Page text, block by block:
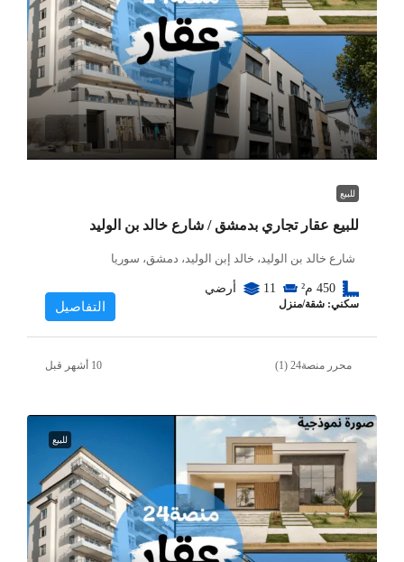
للبيع
للبيع عقار تجاري بدمشق / شارع خالد بن الوليد
شارع خالد بن الوليد، خالد إبن الوليد، دمشق، سوريا
450 م² 11 أرضي
سكني: شقة/منزل التفاصيل
محرر منصة24 (1)
للبيع